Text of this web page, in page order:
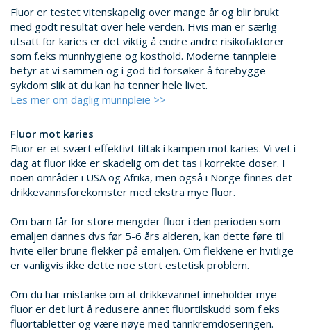
Fluor er testet vitenskapelig over mange år og blir brukt
med godt resultat over hele verden. Hvis man er særlig
utsatt for karies er det viktig å endre andre risikofaktorer
som f.eks munnhygiene og kosthold. Moderne tannpleie
betyr at vi sammen og i god tid forsøker å forebygge
sykdom slik at du kan ha tenner hele livet.
Les mer om daglig munnpleie >>
Fluor mot karies
Fluor er et svært effektivt tiltak i kampen mot karies. Vi vet i
dag at fluor ikke er skadelig om det tas i korrekte doser. I
noen områder i USA og Afrika, men også i Norge finnes det
drikkevannsforekomster med ekstra mye fluor.
Om barn får for store mengder fluor i den perioden som
emaljen dannes dvs før 5-6 års alderen, kan dette føre til
hvite eller brune flekker på emaljen. Om flekkene er hvitlige
er vanligvis ikke dette noe stort estetisk problem.
Om du har mistanke om at drikkevannet inneholder mye
fluor er det lurt å redusere annet fluortilskudd som f.eks
fluortabletter og være nøye med tannkremdoseringen.